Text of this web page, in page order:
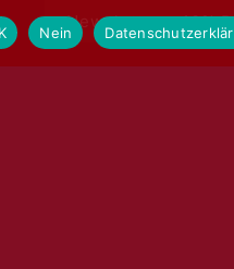
Newsletter - 10%
Nein